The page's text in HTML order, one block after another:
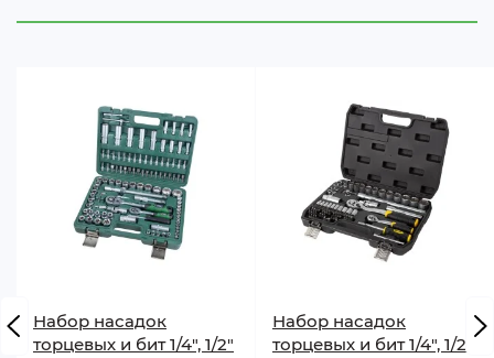
Набор насадок
торцевых и бит 1/4", 1/2"
Набор насадок
торцевых и бит 1/4", 1/2"